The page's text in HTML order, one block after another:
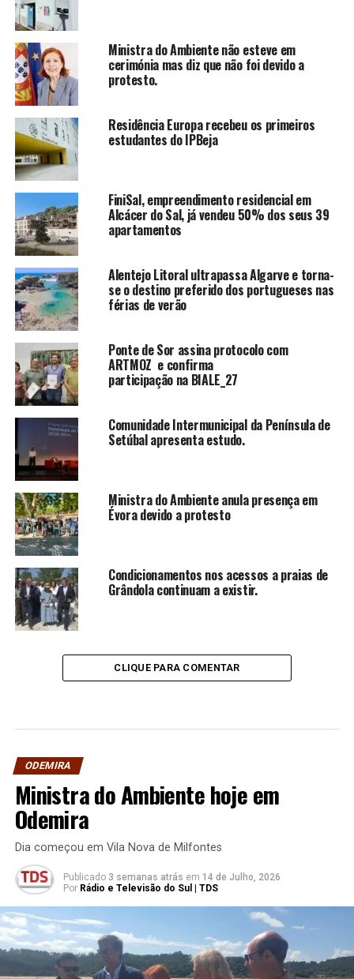
Ministra do Ambiente não esteve em
cerimónia mas diz que não foi devido a
protesto.
Residência Europa recebeu os primeiros
estudantes do IPBeja
FiniSal, empreendimento residencial em
Alcácer do Sal, já vendeu 50% dos seus 39
apartamentos
Alentejo Litoral ultrapassa Algarve e torna-
se o destino preferido dos portugueses nas
férias de verão
Ponte de Sor assina protocolo com
ARTMOZ e confirma
participação na BIALE_27
Comunidade Intermunicipal da Península de
Setúbal apresenta estudo.
Ministra do Ambiente anula presença em
Évora devido a protesto
Condicionamentos nos acessos a praias de
Grândola continuam a existir.
CLIQUE PARA COMENTAR
ODEMIRA
Ministra do Ambiente hoje em
Odemira
Dia começou em Vila Nova de Milfontes
Publicado 3 semanas atrás em 14 de Julho, 2026
Por Rádio e Televisão do Sul | TDS